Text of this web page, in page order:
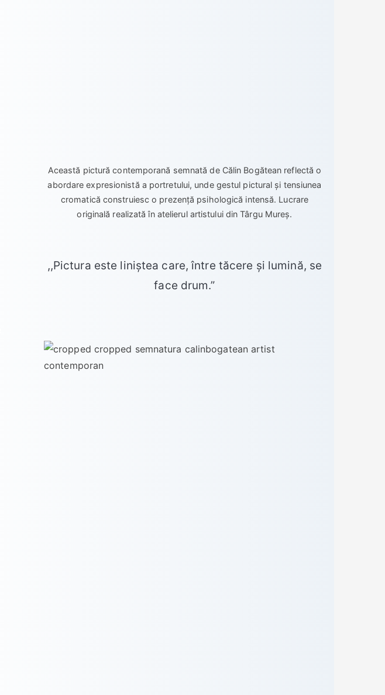
Această pictură contemporană semnată de Călin Bogătean reflectă o
abordare expresionistă a portretului, unde gestul pictural și tensiunea
cromatică construiesc o prezență psihologică intensă. Lucrare
originală realizată în atelierul artistului din Târgu Mureș.
,,Pictura este liniștea care, între tăcere și lumină, se
face drum.”